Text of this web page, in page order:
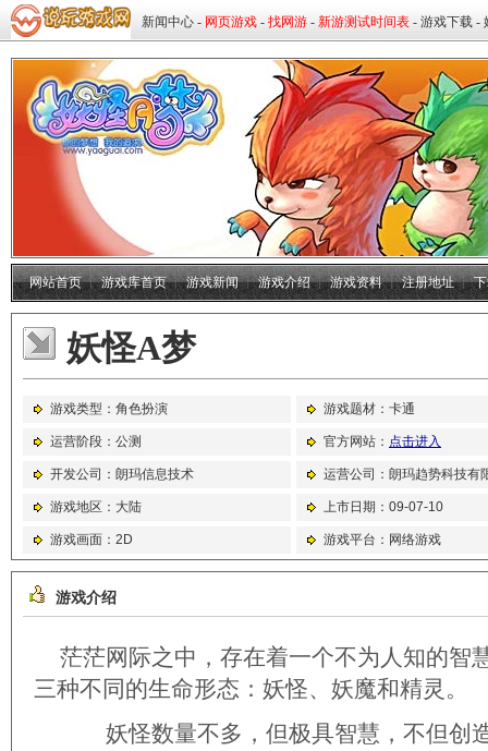
网站首页┊游戏库首页┊游戏新闻┊游戏介绍┊游戏资料┊注册地址┊
妖怪A梦
游戏类型：角色扮演 游戏题材：卡通
运营阶段：公测 官方网站： 点击进入
开发公司：朗玛信息技术 运营公司：朗玛趋势科技有
游戏地区：大陆 上市日期：09-07-10
游戏画面：2D 游戏平台：网络游戏
游戏介绍
茫茫网际之中，存在着一个不为人知的智
三种不同的生命形态：妖怪、妖魔和精灵。
妖怪数量不多，但极具智慧，不但创